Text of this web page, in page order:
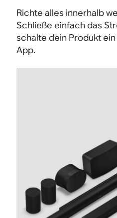
Richte alles innerhalb
Schließe einfach das
schalte dein Produkt
App.